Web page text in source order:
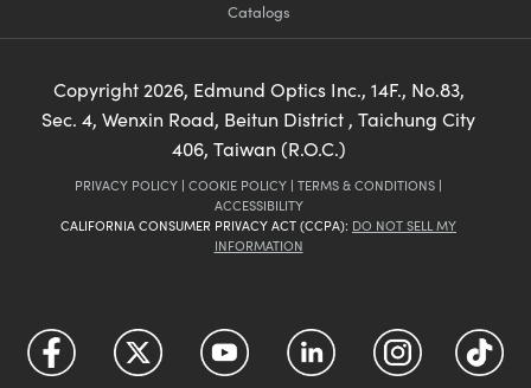
Catalogs
Copyright2026, Edmund Optics Inc., 14F., No.83,
Sec. 4, Wenxin Road, Beitun District , Taichung City
406, Taiwan (R.O.C.)
PRIVACY POLICY | COOKIE POLICY | TERMS & CONDITIONS |
ACCESSIBILITY
CALIFORNIA CONSUMER PRIVACY ACT (CCPA): DO NOT SELL MY
INFORMATION